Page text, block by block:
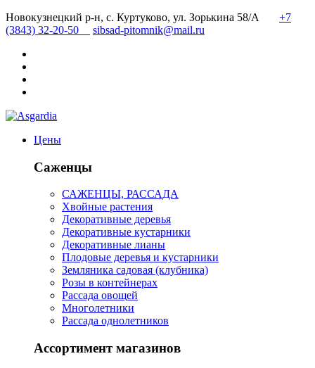
Новокузнецкий р-н, с. Куртуково, ул. Зорькина 58/А
+7
(3843) 32-20-50
sibsad-pitomnik@mail.ru
Цены
Саженцы
САЖЕНЦЫ, РАССАДА
Хвойные растения
Декоративные деревья
Декоративные кустарники
Декоративные лианы
Плодовые деревья и кустарники
Земляника садовая (клубника)
Розы в контейнерах
Рассада овощей
Многолетники
Рассада однолетников
Ассортимент магазинов